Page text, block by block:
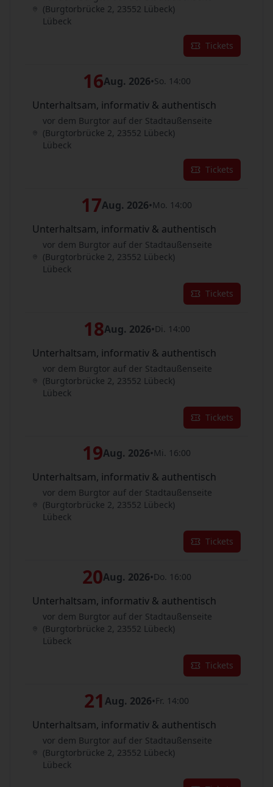
(Burgtorbrücke 2, 23552 Lübeck)
Lübeck
Tickets
16Aug. 2026•So. 14:00
Unterhaltsam, informativ & authentisch
vor dem Burgtor auf der Stadtaußenseite
(Burgtorbrücke 2, 23552 Lübeck)
Lübeck
Tickets
17Aug. 2026•Mo. 14:00
Unterhaltsam, informativ & authentisch
vor dem Burgtor auf der Stadtaußenseite
(Burgtorbrücke 2, 23552 Lübeck)
Lübeck
Tickets
18Aug. 2026•Di. 14:00
Unterhaltsam, informativ & authentisch
vor dem Burgtor auf der Stadtaußenseite
(Burgtorbrücke 2, 23552 Lübeck)
Lübeck
Tickets
19Aug. 2026•Mi. 16:00
Unterhaltsam, informativ & authentisch
vor dem Burgtor auf der Stadtaußenseite
(Burgtorbrücke 2, 23552 Lübeck)
Lübeck
Tickets
20Aug. 2026•Do. 16:00
Unterhaltsam, informativ & authentisch
vor dem Burgtor auf der Stadtaußenseite
(Burgtorbrücke 2, 23552 Lübeck)
Lübeck
Tickets
21 Aug. 2026•Fr. 14:00
Unterhaltsam, informativ & authentisch
vor dem Burgtor auf der Stadtaußenseite
(Burgtorbrücke 2, 23552 Lübeck)
Lübeck